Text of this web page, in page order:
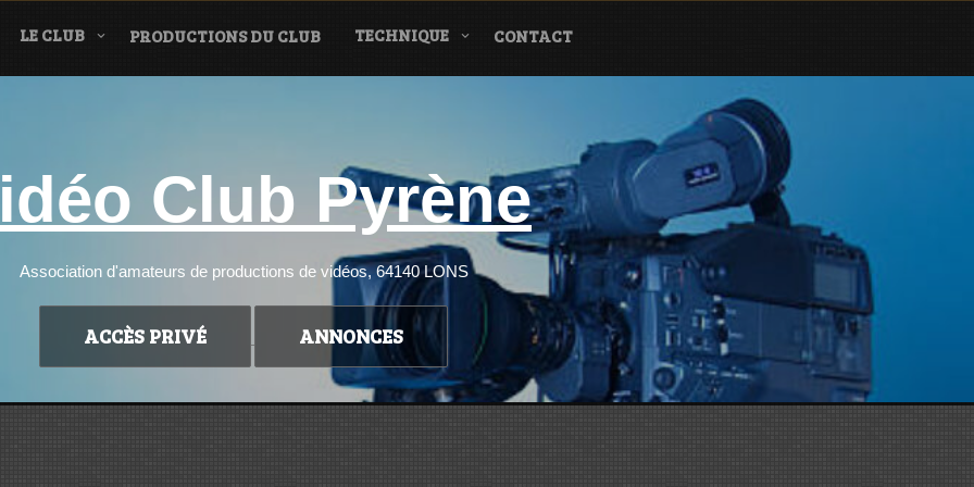
LE CLUB PRODUCTIONS DU CLUB TECHNIQUE CONTACT
Club Pyrène
Association d'amateurs de productions de vidéos, 64140 LONS
ACCÈS PRIVÉ ANNONCES